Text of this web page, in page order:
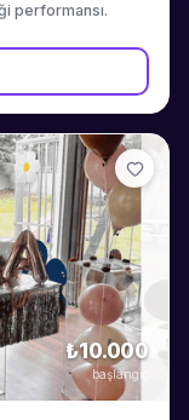
performansı.
₺10.000
başlangıç